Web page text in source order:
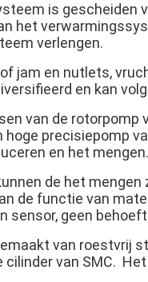
is gescheiden
het
verlengen.
jam en nutlets,
en kan
van de rotorpomp
precisiepomp
en het mengen.
de het
de functie van
sensor, geen
van roestvrij
van SMC.